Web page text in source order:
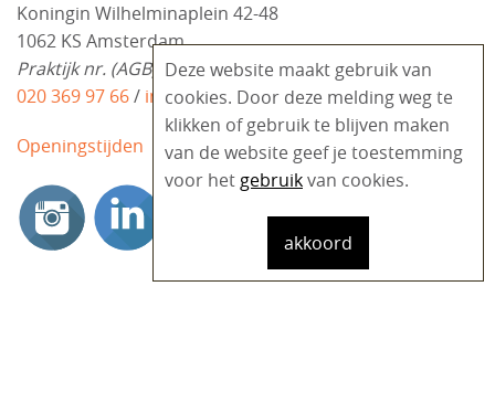
Koningin Wilhelminaplein 42-48
1062 KS Amsterdam
Praktijk nr. (AGB): 04-047356
020 369 97 66/ info@fysiopleinwest.nl
Openingstijden
Deze website maakt gebruik van
cookies. Door deze melding weg te
klikken of gebruik te blijven maken
van de website geef je toestemming
voor het gebruikvan cookies.
akkoord